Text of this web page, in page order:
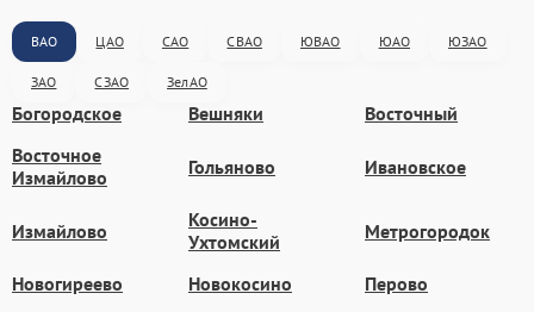
ВАО ЦАО САО СВАО ЮВАО ЮАО ЮЗАО
ЗАО СЗАО ЗелАО
Богородское Вешняки
Восточный
Восточное
Измайлово
Гольяново Ивановское
Измайлово
Косино-
Ухтомский
Метрогородок
Новогиреево Новокосино Перово